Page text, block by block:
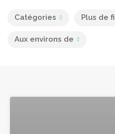
Catégories Plus de
Aux environs de